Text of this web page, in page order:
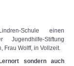
Schule einen
Jugendhilfe-Stiftung
Frau Wolff, in Vollzeit.
sondern auch